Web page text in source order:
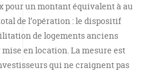
pour un montant équivalent à au
de l’opération : le dispositif
de logements anciens
en location. La mesure est
qui ne craignent pas